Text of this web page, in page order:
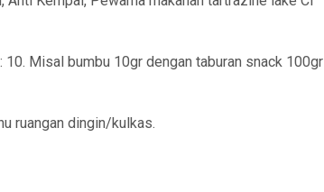
Misal bumbu 10gr dengan taburan snack 100gr
ruangan dingin/kulkas.